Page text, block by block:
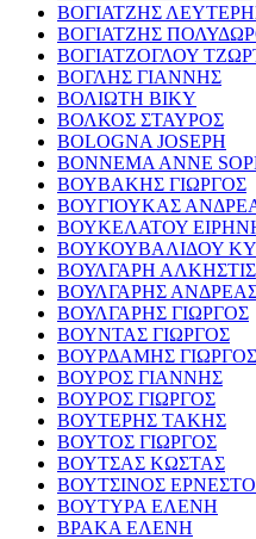
ΒΟΓΙΑΤΖΗΣ
ΒΟΓΙΑΤΖΗΣ
ΒΟΓΙΑΤΖΟΓΛΟΥ
ΒΟΓΛΗΣ ΓΙΑΝΝΗΣ
ΒΟΛΙΩΤΗ ΒΙΚΥ
ΒΟΛΚΟΣ ΣΤΑΥΡΟΣ
BOLOGNA JOSEPH
BONNEMA ANNE
ΒΟΥΒΑΚΗΣ ΓΙΩΡΓΟΣ
ΒΟΥΓΙΟΥΚΑΣ
ΒΟΥΚΕΛΑΤΟΥ
ΒΟΥΚΟΥΒΑΛΙΔΟΥ
ΒΟΥΛΓΑΡΗ ΑΛΚΗΣΤΙΣ
ΒΟΥΛΓΑΡΗΣ
ΒΟΥΛΓΑΡΗΣ ΓΙΩΡΓΟΣ
ΒΟΥΝΤΑΣ ΓΙΩΡΓΟΣ
ΒΟΥΡΔΑΜΗΣ
ΒΟΥΡΟΣ ΓΙΑΝΝΗΣ
ΒΟΥΡΟΣ ΓΙΩΡΓΟΣ
ΒΟΥΤΕΡΗΣ ΤΑΚΗΣ
ΒΟΥΤΟΣ ΓΙΩΡΓΟΣ
ΒΟΥΤΣΑΣ ΚΩΣΤΑΣ
ΒΟΥΤΣΙΝΟΣ
ΒΟΥΤΥΡΑ ΕΛΕΝΗ
ΒΡΑΚΑ ΕΛΕΝΗ